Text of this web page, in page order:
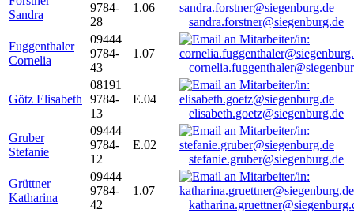
Sandra
9784-
28
1.06
sandra.forstner@siegenburg.de
Fuggenthaler
Cornelia
09444
9784-
43
1.07
Götz Elisabeth
08191
9784-
13
E.04
elisabeth.goetz@siegenburg.de
Gruber
Stefanie
09444
9784-
12
E.02
stefanie.gruber@siegenburg.de
Grüttner
Katharina
09444
9784-
42
1.07